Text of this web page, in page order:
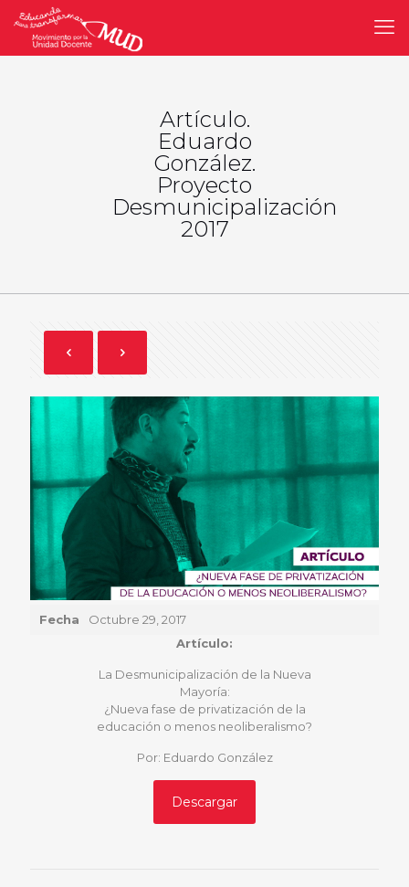
Artículo.
Eduardo
González.
Proyecto
Desmunicipalización
2017
Fecha
Octubre 29, 2017
Artículo:
La Desmunicipalización de la Nueva
Mayoría:
¿Nueva fase de privatización de la
educación o menos neoliberalismo?
Por: Eduardo González
Descargar